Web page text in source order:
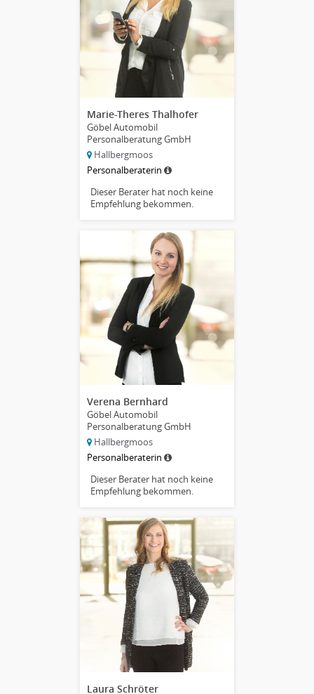
Marie-Theres Thalhofer
Göbel Automobil
Personalberatung GmbH
Hallbergmoos
Personalberaterin
Dieser Berater hat noch keine
Empfehlung bekommen.
Verena Bernhard
Göbel Automobil
Personalberatung GmbH
Hallbergmoos
Personalberaterin
Dieser Berater hat noch keine
Empfehlung bekommen.
Laura Schröter